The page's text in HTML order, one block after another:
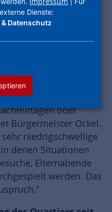
Heimstätte
den Bürgertreff
Spielplatz
„Der Bürgertreff
Kinder und
zentrale Anlaufstation
oder
Bürgermeister Ockel.
niedrigschwellige
denen Situationen
Elternabende
werden. Das
Dienste:
Datenschutz